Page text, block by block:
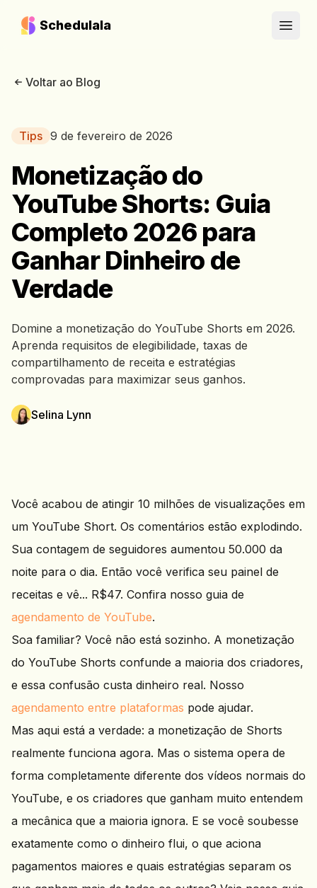
Schedulala
Open
Voltar ao Blog
Tips 9 de fevereiro de 2026
Monetização do
YouTube Shorts: Guia
Completo 2026 para
Ganhar Dinheiro de
Verdade
Domine a monetização do YouTube Shorts em 2026.
Aprenda requisitos de elegibilidade, taxas de
compartilhamento de receita e estratégias
comprovadas para maximizar seus ganhos.
Selina Lynn
Você acabou de atingir 10 milhões de visualizações em
um YouTube Short. Os comentários estão explodindo.
Sua contagem de seguidores aumentou 50.000 da
noite para o dia. Então você verifica seu painel de
receitas e vê... R$47. Confira nosso guia de
agendamento de YouTube.
Soa familiar? Você não está sozinho. A monetização
do YouTube Shorts confunde a maioria dos criadores,
e essa confusão custa dinheiro real. Nosso
agendamento entre plataformas pode ajudar.
Mas aqui está a verdade: a monetização de Shorts
realmente funciona agora. Mas o sistema opera de
forma completamente diferente dos vídeos normais do
YouTube, e os criadores que ganham muito entendem
a mecânica que a maioria ignora. E se você soubesse
exatamente como o dinheiro flui, o que aciona
pagamentos maiores e quais estratégias separam os